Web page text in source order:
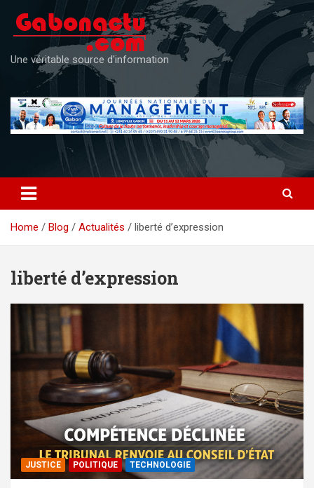
content
Une véritable source d'information
Home Blog Actualités liberté d’expression
liberté d’expression
JUSTICE POLITIQUE TECHNOLOGIE